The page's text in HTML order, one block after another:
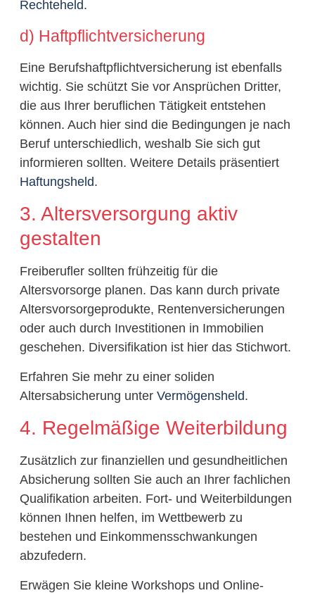
Rechteheld.
d) Haftpflichtversicherung
Eine Berufshaftpflichtversicherung ist ebenfalls
wichtig. Sie schützt Sie vor Ansprüchen Dritter,
die aus Ihrer beruflichen Tätigkeit entstehen
können. Auch hier sind die Bedingungen je nach
Beruf unterschiedlich, weshalb Sie sich gut
informieren sollten. Weitere Details präsentiert
Haftungsheld.
3. Altersversorgung aktiv
gestalten
Freiberufler sollten frühzeitig für die
Altersvorsorge planen. Das kann durch private
Altersvorsorgeprodukte, Rentenversicherungen
oder auch durch Investitionen in Immobilien
geschehen. Diversifikation ist hier das Stichwort.
Erfahren Sie mehr zu einer soliden
Altersabsicherung unter Vermögensheld.
4. Regelmäßige Weiterbildung
Zusätzlich zur finanziellen und gesundheitlichen
Absicherung sollten Sie auch an Ihrer fachlichen
Qualifikation arbeiten. Fort- und Weiterbildungen
können Ihnen helfen, im Wettbewerb zu
bestehen und Einkommensschwankungen
abzufedern.
Erwägen Sie kleine Workshops und Online-